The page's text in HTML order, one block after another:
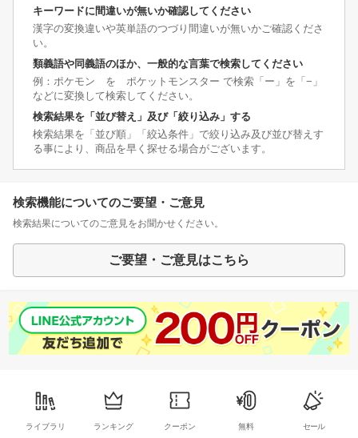
キーワードに間違いが無いか確認してください
漢字の変換違いや英単語のつづり間違いが無いかご確認くださ
い。
類義語や同義語のほか、一般的な言葉で検索してください
例：ポケモン を ポケットモンスター で検索「ー」を「−」
などに変換して検索してください。
検索結果を「並び替え」及び「絞り込み」する
検索結果を「並び順」「絞込条件」で絞り込み及び並び替えす
る事により、商品を早く探せる場合がございます。
検索機能についてのご要望・ご意見
検索結果についてのご意見をお聞かせください。
ご要望・ご意見はこちら
ライブラリ ランキング クーポン 無料 セール